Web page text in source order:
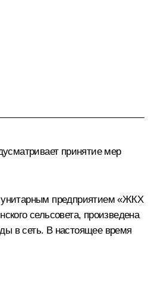
принятие мер
предприятием «ЖКХ
сельсовета, произведена
в сеть. В настоящее время